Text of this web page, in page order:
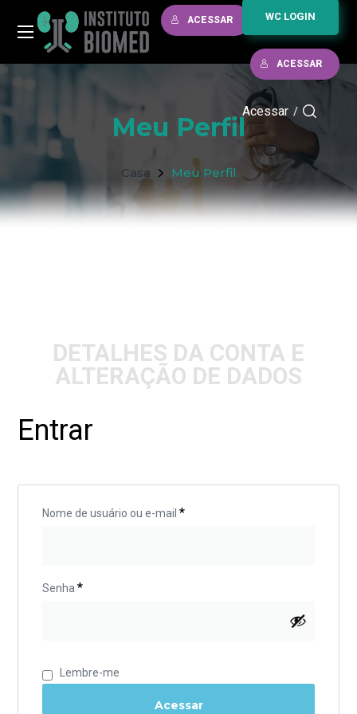
ACESSAR WC LOGIN
ACESSAR
Acessar /
Meu Perfil
Casa Meu Perfil
DETALHES DA CONTA E
ALTERAÇÃO DE DADOS
Entrar
Nome de usuário ou e-mail*
Senha*
Lembre-me
Acessar